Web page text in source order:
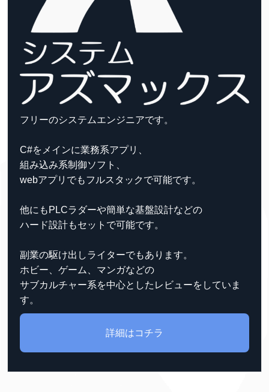
フリーのシステムエンジニアです。
C#をメインに業務系アプリ、
組み込み系制御ソフト、
webアプリでもフルスタックで可能です。
他にもPLCラダーや簡単な基盤設計などの
ハード設計もセットで可能です。
副業の駆け出しライターでもあります。
ホビー、ゲーム、マンガなどの
サブカルチャー系を中心としたレビューをしていま
す。
詳細はコチラ